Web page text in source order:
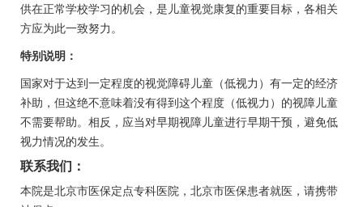
供在正常学校学习的机会，是儿童视觉康复的重要目标，各相关
方应为此一致努力。
特别说明：
国家对于达到一定程度的视觉障碍儿童（低视力）有一定的经济
补助，但这绝不意味着没有得到这个程度（低视力）的视障儿童
不需要帮助。相反，应当对早期视障儿童进行早期干预，避免低
视力情况的发生。
联系我们：
本院是北京市医保定点专科医院，北京市医保患者就医，请携带